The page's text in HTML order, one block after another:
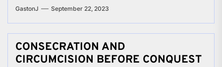
GastonJ September 22, 2023
CONSECRATION AND
CIRCUMCISION BEFORE CONQUEST